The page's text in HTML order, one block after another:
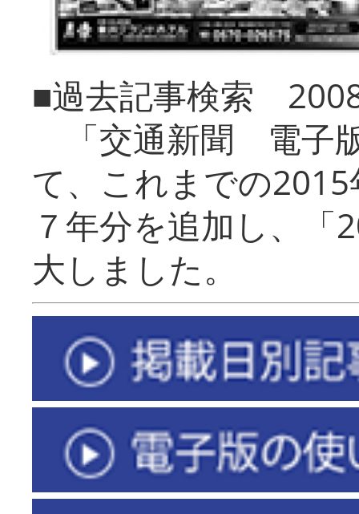
■過去記事検索
「交通新聞 電子
て、これまでの
７年分を追加し、「
大しまし